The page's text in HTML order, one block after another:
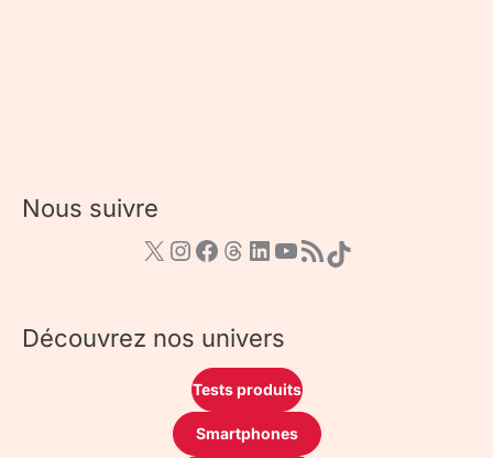
Nous suivre
Découvrez nos univers
Tests produits
Smartphones